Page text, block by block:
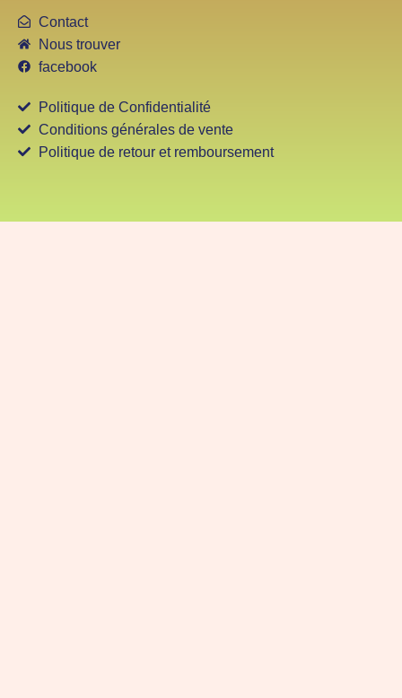
Contact
Nous trouver
facebook
Politique de Confidentialité
Conditions générales de vente
Politique de retour et remboursement